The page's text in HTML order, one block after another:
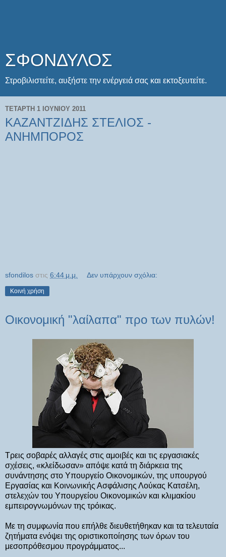
ΣΦΟΝΔΥΛΟΣ
Στροβιλιστείτε, αυξήστε την ενέργειά σας και εκτοξευτείτε.
ΤΕΤΆΡΤΗ 1 ΙΟΥΝΊΟΥ 2011
ΚΑΖΑΝΤΖΙΔΗΣ ΣΤΕΛΙΟΣ -
ΑΝΗΜΠΟΡΟΣ
sfondilos στις 6:44 μ.μ. Δεν υπάρχουν σχόλια:
Κοινή χρήση
Οικονομική "λαίλαπα" προ των πυλών!
Τρεις σοβαρές αλλαγές στις αμοιβές και τις εργασιακές
σχέσεις, «κλείδωσαν» απόψε κατά τη διάρκεια της
συνάντησης στο Υπουργείο Οικονομικών, της υπουργού
Εργασίας και Κοινωνικής Ασφάλισης Λούκας Κατσέλη,
στελεχών του Υπουργείου Οικονομικών και κλιμακίου
εμπειρογνωμόνων της τρόικας.
Με τη συμφωνία που επήλθε διευθετήθηκαν και τα τελευταία
ζητήματα ενόψει της οριστικοποίησης των όρων του
μεσοπρόθεσμου προγράμματος...